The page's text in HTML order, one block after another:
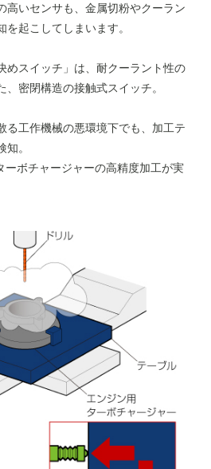
高いセンサも、金属切粉やクーラン
を起こしてしまいます。
めスイッチ」は、耐クーラント性の
密閉構造の接触式スイッチ。
る工作機械の悪環境下でも、加工テ
。
ボチャージャーの高精度加工が実